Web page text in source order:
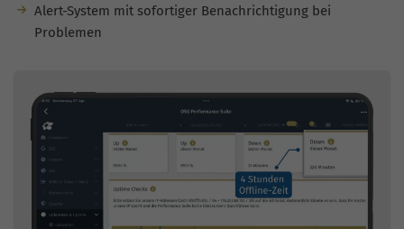
Alert-System mit sofortiger Benachrichtigung bei
Problemen